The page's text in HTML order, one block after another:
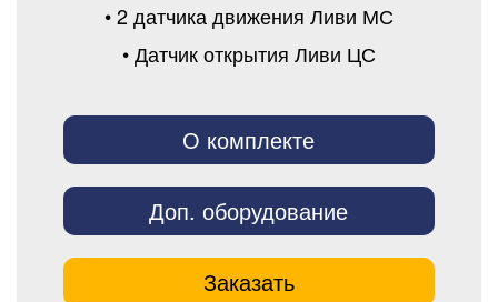
• 2 датчика движения Ливи МС
• Датчик открытия Ливи ЦС
О комплекте
Доп. оборудование
Заказать